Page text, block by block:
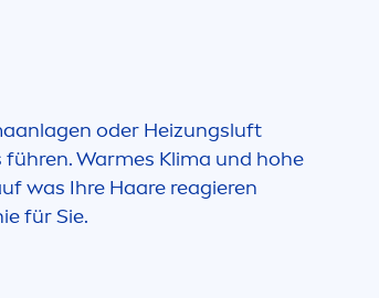
oder Heizungsluft
Warmes Klima und hohe
was Ihre Haare reagieren
für Sie.